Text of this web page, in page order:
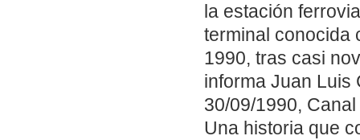
la estación
terminal conocida
1990, tras casi
informa Juan Luis
30/09/1990,
Una historia que